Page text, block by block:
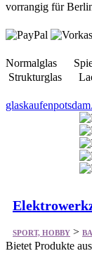
vorrangig für
Normalglas
Strukturglas
SPORT, HOBBY >
Bietet Produkte